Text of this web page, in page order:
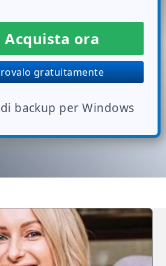
Acquista ora
gratuitamente
backup per Windows